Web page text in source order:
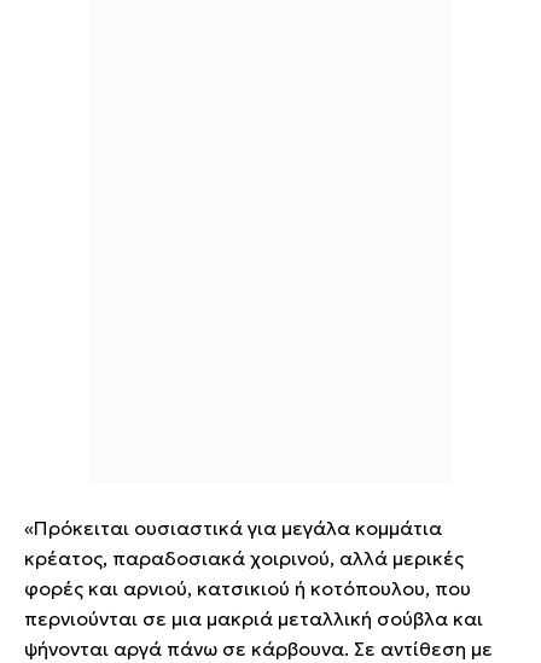
«Πρόκειται ουσιαστικά για μεγάλα κομμάτια
κρέατος, παραδοσιακά χοιρινού, αλλά μερικές
φορές και αρνιού, κατσικιού ή κοτόπουλου, που
περνιούνται σε μια μακριά μεταλλική σούβλα και
ψήνονται αργά πάνω σε κάρβουνα. Σε αντίθεση με